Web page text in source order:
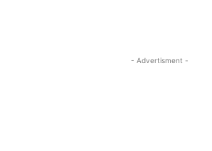
- Advertisment -